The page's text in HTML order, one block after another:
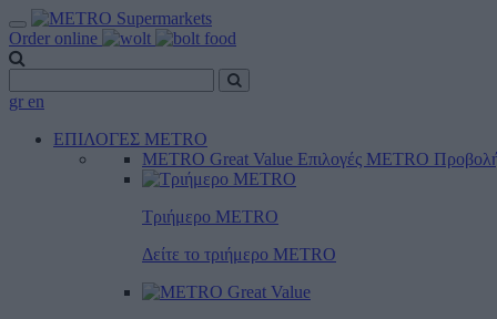
Order online
gr en
ΕΠΙΛΟΓΕΣ METRO
METRO Great Value Επιλογές METRO
Τριήμερο METRO
Δείτε το τριήμερο ΜΕTRO